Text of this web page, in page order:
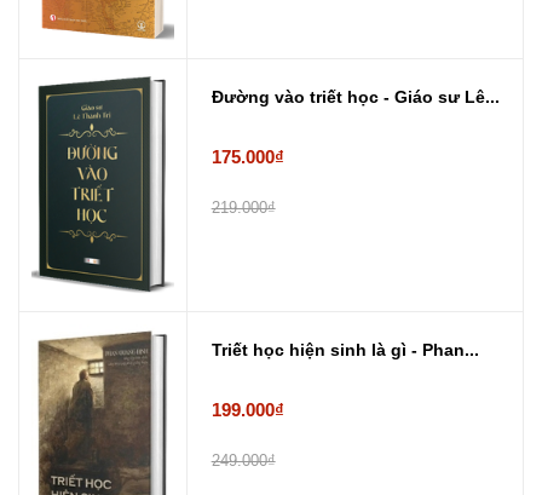
Đường vào triết học - Giáo sư Lê...
175.000₫
219.000₫
Triết học hiện sinh là gì - Phan...
199.000₫
249.000₫